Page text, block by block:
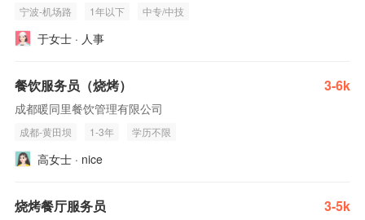
宁波-机场路 1年以下 中专/中技
于女士 · 人事
餐饮服务员（烧烤） 3-6k
成都暖同里餐饮管理有限公司
成都-黄田坝 1-3年 学历不限
高女士 · nice
烧烤餐厅服务员 3-5k